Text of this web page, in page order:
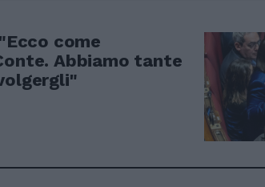
come
Abbiamo tante